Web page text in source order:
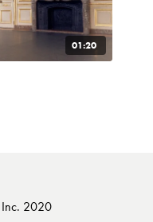
01:20
Inc. 2020